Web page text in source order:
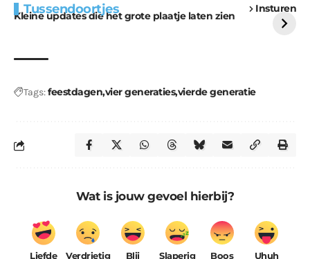
Tussendoortjes Insturen
Kleine updates die het grote plaatje laten zien
voor kabouters
uitdaging
Tags:feestdagenvier generatiesvierde generatie
Wat is jouw gevoel hierbij?
Liefde Verdrietig Blij Slaperig Boos Uhuh